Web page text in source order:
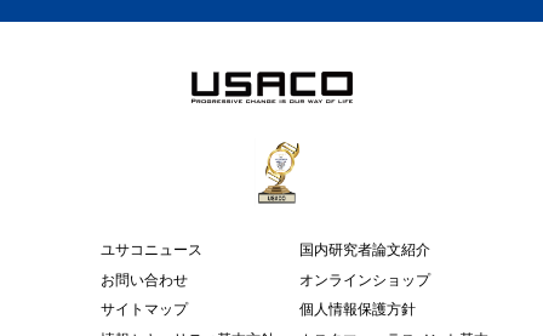
ユサコニュース
国内研究者論文紹介
お問い合わせ
オンラインショップ
サイトマップ
個人情報保護方針